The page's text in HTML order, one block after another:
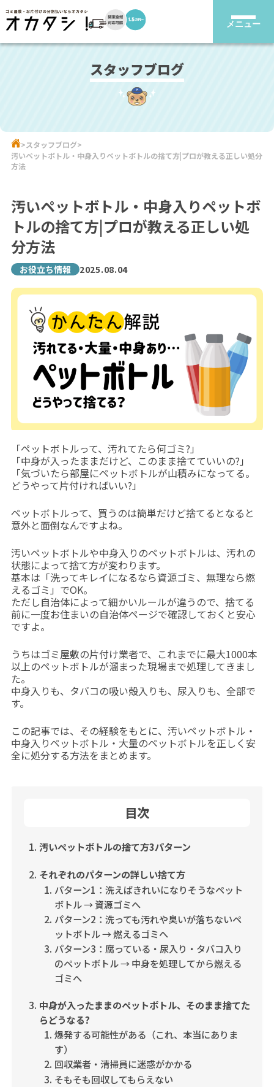
メニュー
スタッフブログ
スタッフブログ
汚いペットボトル・中身入りペットボトルの捨て方|プロが教える正しい処分
方法
汚いペットボトル・中身入りペットボ
トルの捨て方|プロが教える正しい処
分方法
お役立ち情報 2025.08.04
「ペットボトルって、汚れてたら何ゴミ?」
「中身が入ったままだけど、このまま捨てていいの?」
「気づいたら部屋にペットボトルが山積みになってる。
どうやって片付ければいい?」
ペットボトルって、買うのは簡単だけど捨てるとなると
意外と面倒なんですよね。
汚いペットボトルや中身入りのペットボトルは、汚れの
状態によって捨て方が変わります。
基本は「洗ってキレイになるなら資源ゴミ、無理なら燃
えるゴミ」でOK。
ただし自治体によって細かいルールが違うので、捨てる
前に一度お住まいの自治体ページで確認しておくと安心
ですよ。
うちはゴミ屋敷の片付け業者で、これまでに最大1000本
以上のペットボトルが溜まった現場まで処理してきまし
た。
中身入りも、タバコの吸い殻入りも、尿入りも、全部で
す。
この記事では、その経験をもとに、汚いペットボトル・
中身入りペットボトル・大量のペットボトルを正しく安
全に処分する方法をまとめます。
目次
汚いペットボトルの捨て方3パターン
それぞれのパターンの詳しい捨て方
パターン1：洗えばきれいになりそうなペット
ボトル → 資源ゴミへ
パターン2：洗っても汚れや臭いが落ちないペ
ットボトル → 燃えるゴミへ
パターン3：腐っている・尿入り・タバコ入り
のペットボトル → 中身を処理してから燃える
ゴミへ
中身が入ったままのペットボトル、そのまま捨てた
らどうなる?
爆発する可能性がある（これ、本当にありま
す）
回収業者・清掃員に迷惑がかかる
そもそも回収してもらえない